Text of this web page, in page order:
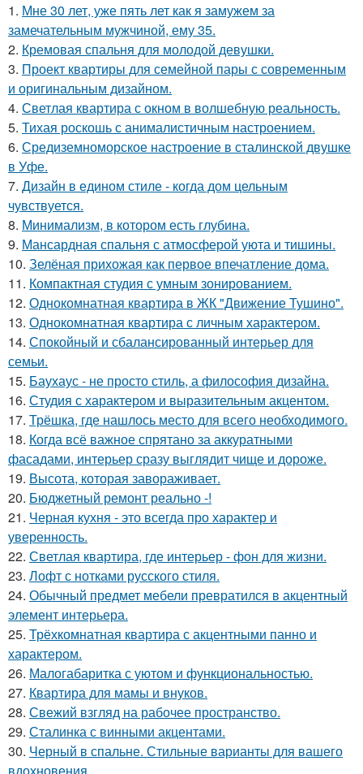
1. Мне 30 лет, уже пять лет как я замужем за
замечательным мужчиной, ему 35.
2. Кремовая спальня для молодой девушки.
3. Проект квартиры для семейной пары с современным
и оригинальным дизайном.
4. Светлая квартира с окном в волшебную реальность.
5. Тихая роскошь с анималистичным настроением.
6. Средиземноморское настроение в сталинской двушке
в Уфе.
7. Дизайн в едином стиле - когда дом цельным
чувствуется.
8. Минимализм, в котором есть глубина.
9. Мансардная спальня с атмосферой уюта и тишины.
10. Зелёная прихожая как первое впечатление дома.
11. Компактная студия с умным зонированием.
12. Однокомнатная квартира в ЖК "Движение Тушино".
13. Однокомнатная квартира с личным характером.
14. Спокойный и сбалансированный интерьер для
семьи.
15. Баухаус - не просто стиль, а философия дизайна.
16. Студия с характером и выразительным акцентом.
17. Трёшка, где нашлось место для всего необходимого.
18. Когда всё важное спрятано за аккуратными
фасадами, интерьер сразу выглядит чище и дороже.
19. Высота, которая завораживает.
20. Бюджетный ремонт реально -!
21. Черная кухня - это всегда про характер и
уверенность.
22. Светлая квартира, где интерьер - фон для жизни.
23. Лофт с нотками русского стиля.
24. Обычный предмет мебели превратился в акцентный
элемент интерьера.
25. Трёхкомнатная квартира с акцентными панно и
характером.
26. Малогабаритка с уютом и функциональностью.
27. Квартира для мамы и внуков.
28. Свежий взгляд на рабочее пространство.
29. Сталинка с винными акцентами.
30. Черный в спальне. Стильные варианты для вашего